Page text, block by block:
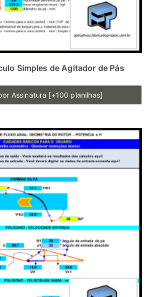
Simples de Agitador de Pás
Assinatura [+100 planilhas]